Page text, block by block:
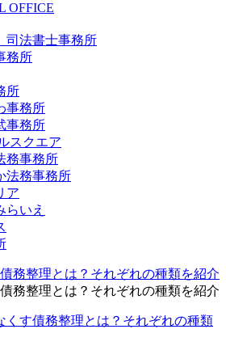
OFFICE
司法書士事務所
務所
所
事務所
事務所
スクエア
務事務所
法務事務所
ア
らいえ
務整理とは？それぞれの種類を紹介
務整理とは？それぞれの種類を紹介
くす債務整理とは？それぞれの種類